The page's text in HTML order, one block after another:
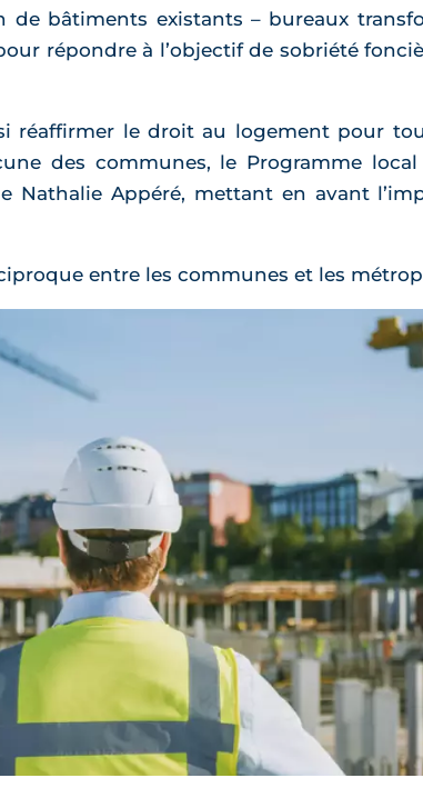
bâtiments existants – bureaux
répondre à l’objectif de sobriété
réaffirmer le droit au logement pour
des communes, le Programme
Nathalie Appéré, mettant en avant
entre les communes et les